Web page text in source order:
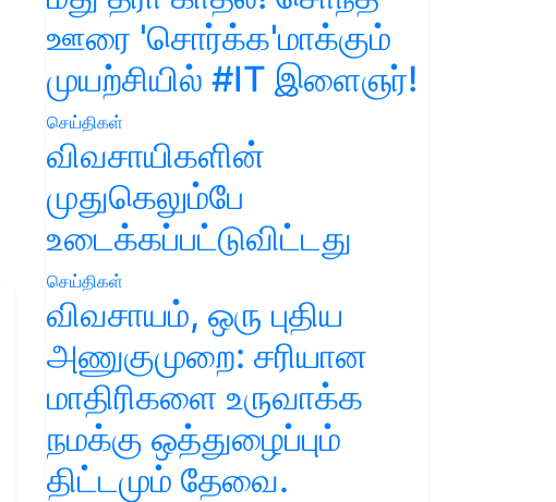
ஊரை 'சொர்க்க'மாக்கும்
முயற்சியில் #IT இளைஞர்!
செய்திகள்
விவசாயிகளின்
முதுகெலும்பே
உடைக்கப்பட்டுவிட்டது
செய்திகள்
விவசாயம், ஒரு புதிய
அணுகுமுறை: சரியான
மாதிரிகளை உருவாக்க
நமக்கு ஒத்துழைப்பும்
திட்டமும் தேவை.